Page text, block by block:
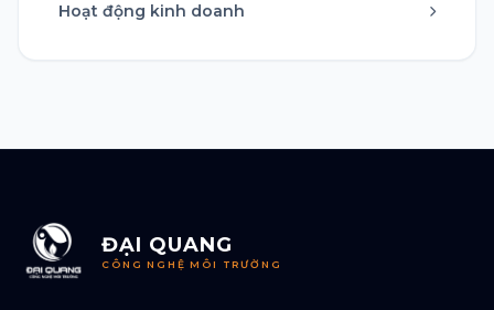
Hoạt động kinh doanh
ĐẠI QUANG
CÔNG NGHỆ MÔI TRƯỜNG